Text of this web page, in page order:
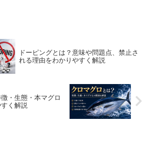
ドーピングとは？意味や問題点、禁止さ
れる理由をわかりやすく解説
・生態・本マグロ
く解説